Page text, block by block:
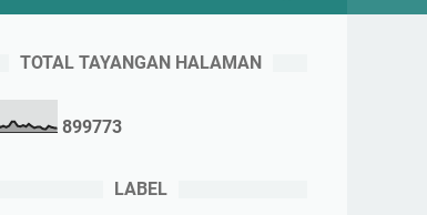
TOTAL TAYANGAN HALAMAN
899773
LABEL